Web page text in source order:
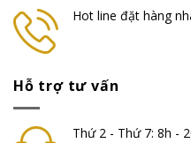
Hot line đặt hàng
Hỗ trợ tư vấn
Thứ 2 - Thứ 7: 8h -